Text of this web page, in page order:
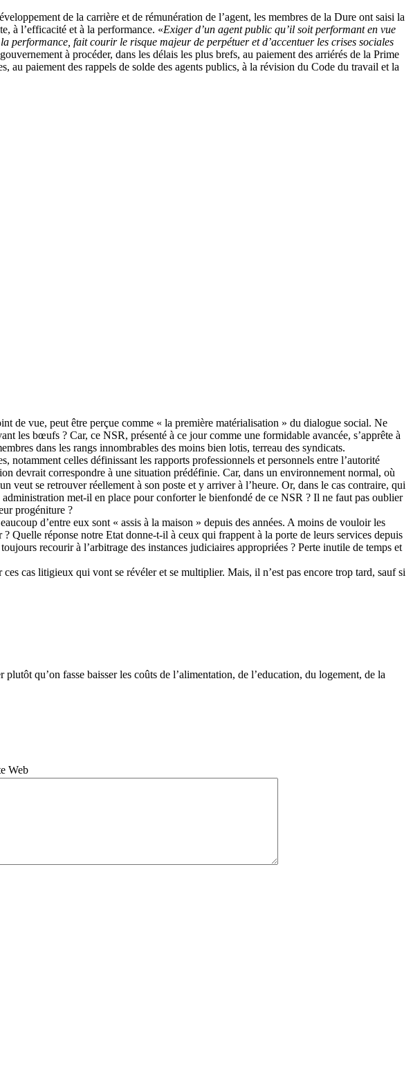
de la carrière et de rémunération de l’agent, les membres de la Dure ont saisi la
à l’efficacité et à la performance. «Exiger d’un agent public qu’il soit performant en vue
fait courir le risque majeur de perpétuer et d’accentuer les crises sociales
à procéder, dans les délais les plus brefs, au paiement des arriérés de la Prime
au paiement des rappels de solde des agents publics, à la révision du Code du travail et la
de vue, peut être perçue comme « la première matérialisation » du dialogue social. Ne
les bœufs ? Car, ce NSR, présenté à ce jour comme une formidable avancée, s’apprête à
dans les rangs innombrables des moins bien lotis, terreau des syndicats.
celles définissant les rapports professionnels et personnels entre l’autorité
devrait correspondre à une situation prédéfinie. Car, dans un environnement normal, où
veut se retrouver réellement à son poste et y arriver à l’heure. Or, dans le cas contraire, qui
met-il en place pour conforter le bienfondé de ce NSR ? Il ne faut pas oublier
progéniture ?
d’entre eux sont « assis à la maison » depuis des années. A moins de vouloir les
Quelle réponse notre Etat donne-t-il à ceux qui frappent à la porte de leurs services depuis
recourir à l’arbitrage des instances judiciaires appropriées ? Perte inutile de temps et
cas litigieux qui vont se révéler et se multiplier. Mais, il n’est pas encore trop tard, sauf si
qu’on fasse baisser les coûts de l’alimentation, de l’education, du logement, de la
Web